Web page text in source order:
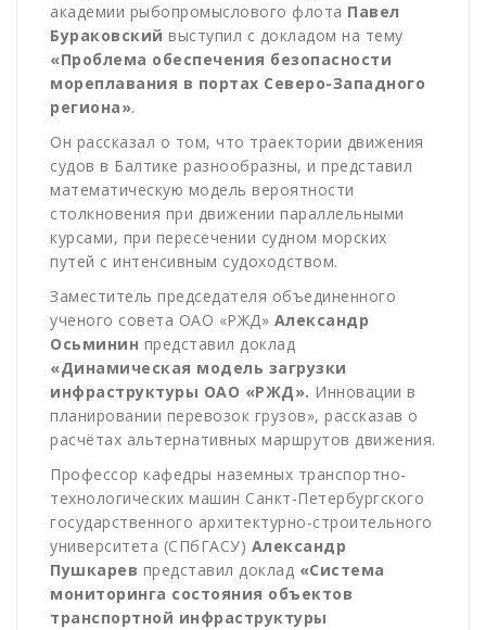
академии рыбопромыслового флота Павел
Бураковский выступил с докладом на тему
«Проблема обеспечения безопасности
мореплавания в портах Северо-Западного
региона».
Он рассказал о том, что траектории движения
судов в Балтике разнообразны, и представил
математическую модель вероятности
столкновения при движении параллельными
курсами, при пересечении судном морских
путей с интенсивным судоходством.
Заместитель председателя объединенного
ученого совета ОАО «РЖД» Александр
Осьминин представил доклад
«Динамическая модель загрузки
инфраструктуры ОАО «РЖД». Инновации в
планировании перевозок грузов», рассказав о
расчётах альтернативных маршрутов движения.
Профессор кафедры наземных транспортно-
технологических машин Санкт-Петербургского
государственного архитектурно-строительного
университета (СПбГАСУ) Александр
Пушкарев представил доклад «Система
мониторинга состояния объектов
транспортной инфраструктуры